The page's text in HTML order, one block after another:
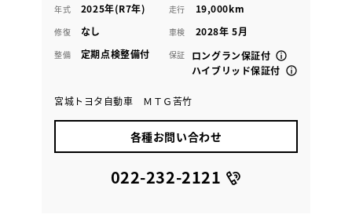
年式 2025年(R7年) 走行 19,000km
修復 なし 車検 2028年 5月
整備 定期点検整備付 保証
ロングラン保証付
ハイブリッド保証付
宮城トヨタ自動車 ＭＴＧ苦竹
各種お問い合わせ
022-232-2121